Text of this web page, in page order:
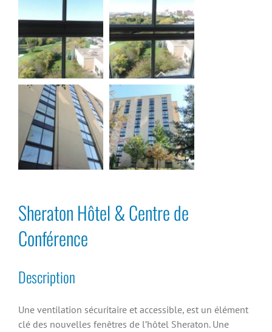
Sheraton Hôtel & Centre de
Conférence
Description
Une ventilation sécuritaire et accessible, est un élément
clé des nouvelles fenêtres de l’hôtel Sheraton. Une